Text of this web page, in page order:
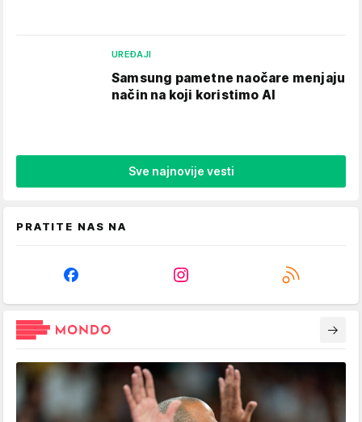
UREĐAJI
Samsung pametne naočare menjaju
način na koji koristimo AI
Sve najnovije vesti
PRATITE NAS NA